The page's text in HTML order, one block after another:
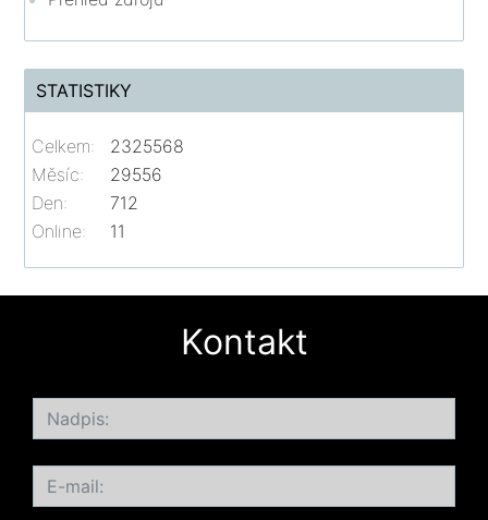
STATISTIKY
Online: 11
Celkem:
2325568
Měsíc:
29556
Den:
712
Kontakt